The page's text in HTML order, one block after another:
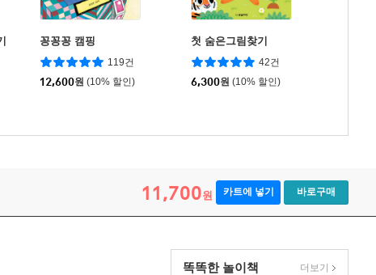
꽁꽁꽁 캠핑
119건
12,600원 (10% 할인)
첫 숨은그림찾기
42건
6,300원 (10% 할인)
11,700원 카트에 넣기 바로구매
똑똑한 놀이책 더보기